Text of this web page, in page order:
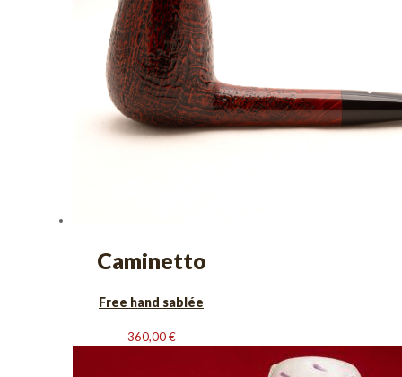
Caminetto
Free hand sablée
360,00€